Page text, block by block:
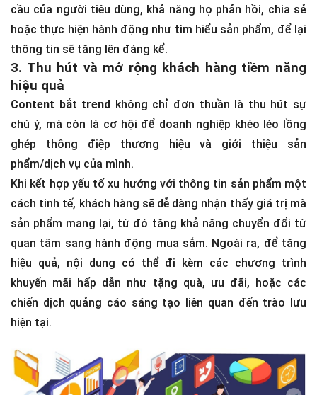
cầu của người tiêu dùng, khả năng họ phản hồi, chia sẻ
hoặc thực hiện hành động như tìm hiểu sản phẩm, để lại
thông tin sẽ tăng lên đáng kể.
3. Thu hút và mở rộng khách hàng tiềm năng
hiệu quả
Content bắt trend
không chỉ đơn thuần là thu hút sự
chú ý, mà còn là cơ hội để doanh nghiệp khéo léo lồng
ghép thông điệp thương hiệu và giới thiệu sản
phẩm/dịch vụ của mình.
Khi kết hợp yếu tố xu hướng với thông tin sản phẩm một
cách tinh tế, khách hàng sẽ dễ dàng nhận thấy giá trị mà
sản phẩm mang lại, từ đó tăng khả năng chuyển đổi từ
quan tâm sang hành động mua sắm. Ngoài ra, để tăng
hiệu quả, nội dung có thể đi kèm các chương trình
khuyến mãi hấp dẫn như tặng quà, ưu đãi, hoặc các
chiến dịch quảng cáo sáng tạo liên quan đến trào lưu
hiện tại.